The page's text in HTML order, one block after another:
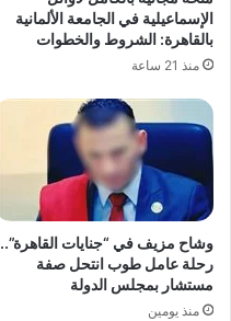
الإسماعيلية في الجامعة الألمانية
بالقاهرة: الشروط والخطوات
منذ 21 ساعة
وشاح مزيف في “جنايات القاهرة”..
رحلة عامل طوب انتحل صفة
مستشار بمجلس الدولة
منذ يومين